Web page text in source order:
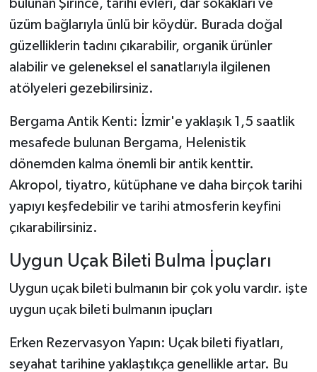
bulunan Şirince, tarihi evleri, dar sokakları ve
üzüm bağlarıyla ünlü bir köydür. Burada doğal
güzelliklerin tadını çıkarabilir, organik ürünler
alabilir ve geleneksel el sanatlarıyla ilgilenen
atölyeleri gezebilirsiniz.
Bergama Antik Kenti: İzmir'e yaklaşık 1,5 saatlik
mesafede bulunan Bergama, Helenistik
dönemden kalma önemli bir antik kenttir.
Akropol, tiyatro, kütüphane ve daha birçok tarihi
yapıyı keşfedebilir ve tarihi atmosferin keyfini
çıkarabilirsiniz.
Uygun Uçak Bileti Bulma İpuçları
Uygun uçak bileti bulmanın bir çok yolu vardır. işte
uygun uçak bileti bulmanın ipuçları
Erken Rezervasyon Yapın: Uçak bileti fiyatları,
seyahat tarihine yaklaştıkça genellikle artar. Bu